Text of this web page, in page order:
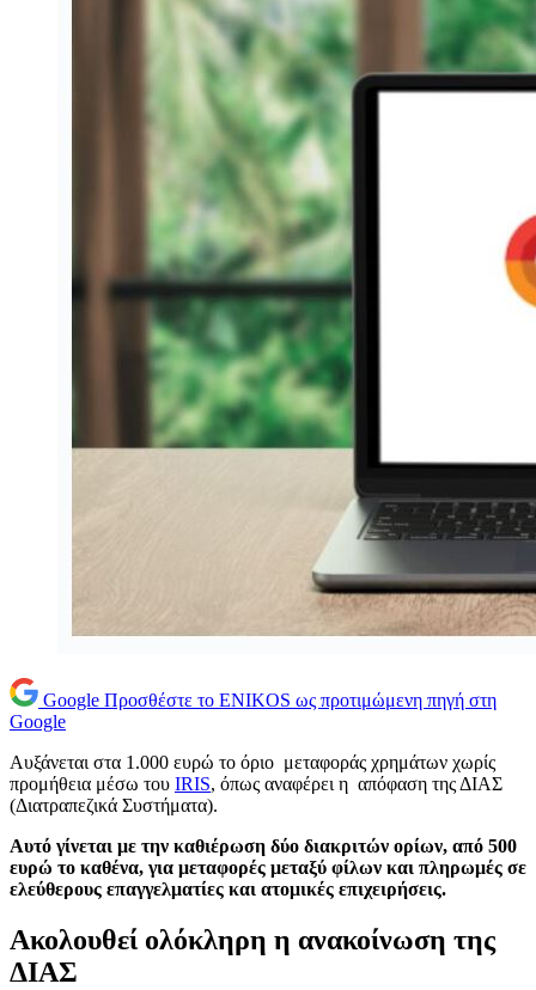
Google Προσθέστε το ENIKOS ως προτιμώμενη πηγή στη
Google
Αυξάνεται στα 1.000 ευρώ το όριο μεταφοράς χρημάτων χωρίς
προμήθεια μέσω του IRIS, όπως αναφέρει η απόφαση της ΔΙΑΣ
(Διατραπεζικά Συστήματα).
Αυτό γίνεται με την καθιέρωση δύο διακριτών ορίων, από 500
ευρώ το καθένα, για μεταφορές μεταξύ φίλων και πληρωμές σε
ελεύθερους επαγγελματίες και ατομικές επιχειρήσεις.
Ακολουθεί ολόκληρη η ανακοίνωση της
ΔΙΑΣ